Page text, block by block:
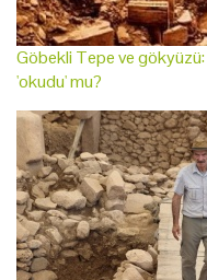
Göbekli Tepe ve gökyüzü:
'okudu' mu?